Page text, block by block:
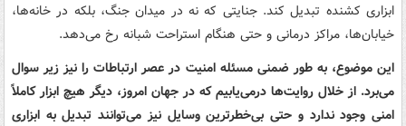
ابزاری کشنده تبدیل کند. جنایتی که نه در میدان جنگ، بلکه در خانه‌ها،
خیابان‌ها، مراکز درمانی و حتی هنگام استراحت شبانه رخ می‌دهد.
این موضوع، به طور ضمنی مسئله امنیت در عصر ارتباطات را نیز زیر سوال
می‌برد. از خلال روایت‌ها درمی‌یابیم که در جهان امروز، دیگر هیچ ابزار کاملاً
امنی وجود ندارد و حتی بی‌خطرترین وسایل نیز می‌توانند تبدیل به ابزاری